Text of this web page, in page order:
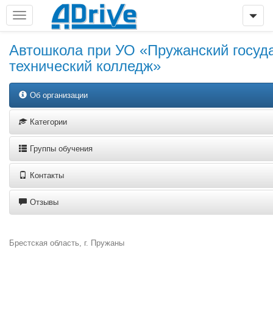
Автошкола при УО «Пружанский
технический колледж»
Об организации
Категории
Группы обучения
Контакты
Отзывы
Брестская область, г. Пружаны